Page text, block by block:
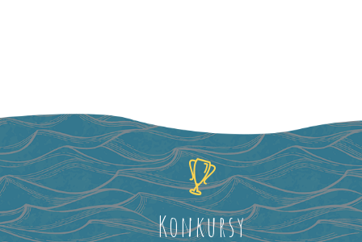
Konkursy